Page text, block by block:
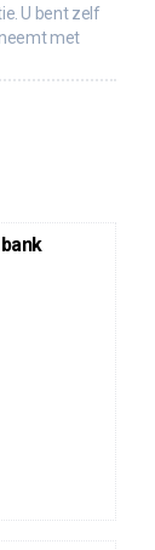
U bent zelf
met